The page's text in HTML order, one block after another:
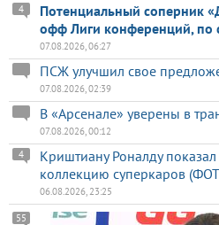
Потенциальный соперник
офф Лиги конференций, по
4
07.08.2026, 06:27
ПСЖ улучшил свое
07.08.2026, 02:39
В «Арсенале» уверены в
07.08.2026, 00:12
Криштиану Роналду
коллекцию суперкаров
4
06.08.2026, 23:25
55